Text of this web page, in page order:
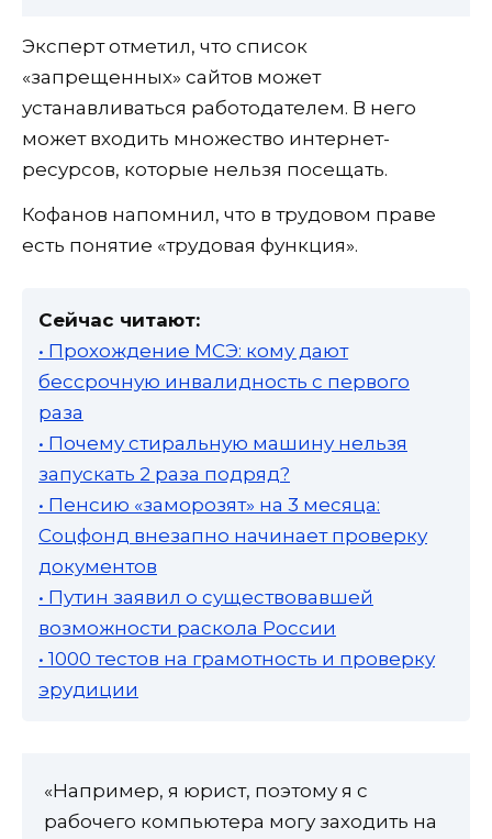
Эксперт отметил, что список
«запрещенных» сайтов может
устанавливаться работодателем. В него
может входить множество интернет-
ресурсов, которые нельзя посещать.
Кофанов напомнил, что в трудовом праве
есть понятие «трудовая функция».
Сейчас читают:
• Прохождение МСЭ: кому дают
бессрочную инвалидность с первого
раза
• Почему стиральную машину нельзя
запускать 2 раза подряд?
• Пенсию «заморозят» на 3 месяца:
Соцфонд внезапно начинает проверку
документов
• Путин заявил о существовавшей
возможности раскола России
• 1000 тестов на грамотность и проверку
эрудиции
«Например, я юрист, поэтому я с
рабочего компьютера могу заходить на